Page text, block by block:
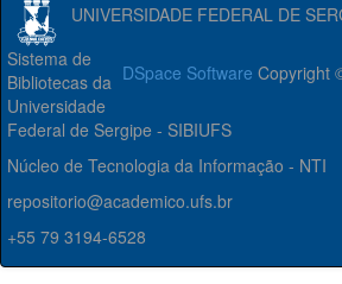
UNIVERSIDADE FEDERAL DE
DSpace Software Copyright
Sistema de
Bibliotecas da
Universidade
Federal de Sergipe - SIBIUFS
Núcleo de Tecnologia da Informação - NTI
repositorio@academico.ufs.br
+55 79 3194-6528